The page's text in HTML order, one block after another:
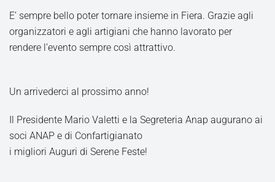
E’ sempre bello poter tornare insieme in Fiera. Grazie agli
organizzatori e agli artigiani che hanno lavorato per
rendere l’evento sempre così attrattivo.
Un arrivederci al prossimo anno!
Il Presidente Mario Valetti e la Segreteria Anap augurano ai
soci ANAP e di Confartigianato
i migliori Auguri di Serene Feste!